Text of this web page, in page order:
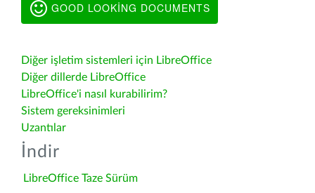
GOOD LOOKING DOCUMENTS
Diğer işletim sistemleri için LibreOffice
Diğer dillerde LibreOffice
LibreOffice'i nasıl kurabilirim?
Sistem gereksinimleri
Uzantılar
İndir
LibreOffice Taze Sürüm